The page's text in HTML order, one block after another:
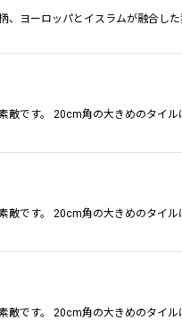
、ヨーロッパとイスラムが融合し
敵です。 20cm角の大きめのタイ
です。 20cm角の大きめのタイル
です。 20cm角の大きめのタイル